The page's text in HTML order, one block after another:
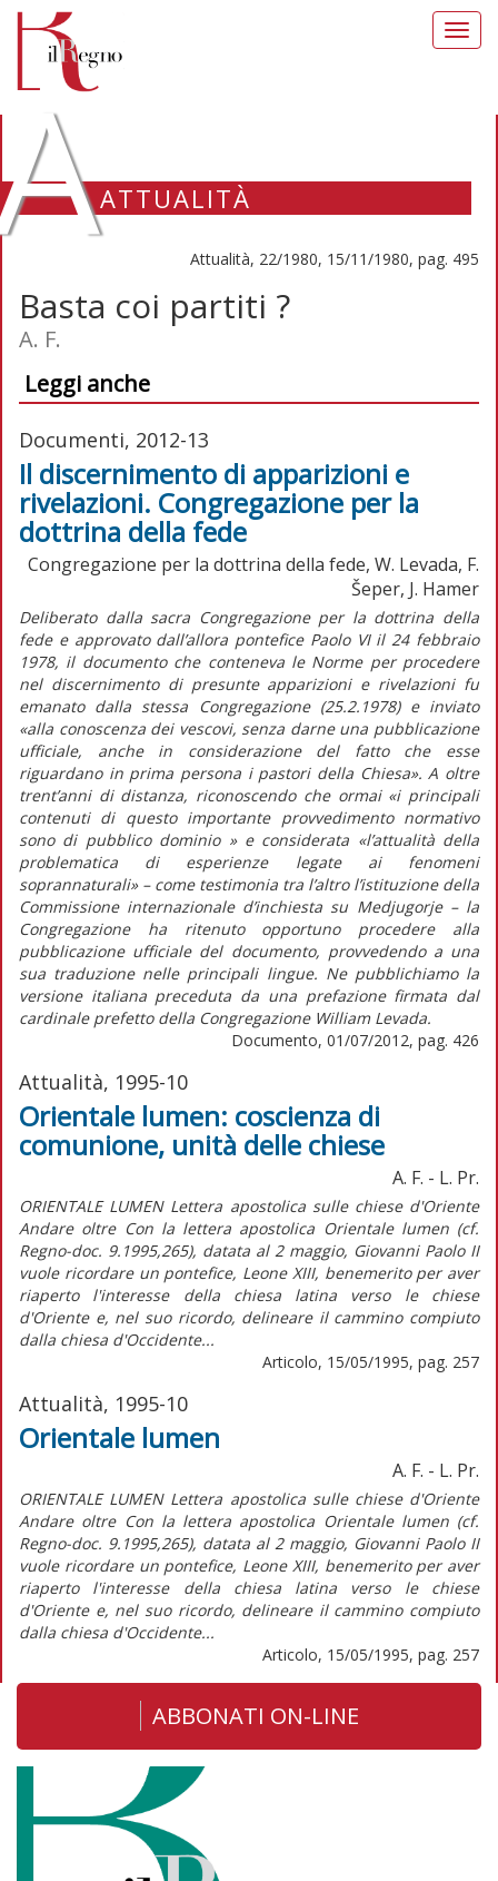
ATTUALITÀ
Attualità, 22/1980, 15/11/1980, pag. 495
Basta coi partiti ?
A. F.
Leggi anche
Documenti, 2012-13
Il discernimento di apparizioni e
rivelazioni. Congregazione per la
dottrina della fede
Congregazione per la dottrina della fede, W. Levada, F.
Šeper, J. Hamer
Deliberato dalla sacra Congregazione per la dottrina della
fede e approvato dall’allora pontefice Paolo VI il 24 febbraio
1978, il documento che conteneva le Norme per procedere
nel discernimento di presunte apparizioni e rivelazioni fu
emanato dalla stessa Congregazione (25.2.1978) e inviato
«alla conoscenza dei vescovi, senza darne una pubblicazione
ufficiale, anche in considerazione del fatto che esse
riguardano in prima persona i pastori della Chiesa». A oltre
trent’anni di distanza, riconoscendo che ormai «i principali
contenuti di questo importante provvedimento normativo
sono di pubblico dominio » e considerata «l’attualità della
problematica di esperienze legate ai fenomeni
soprannaturali» – come testimonia tra l’altro l’istituzione della
Commissione internazionale d’inchiesta su Medjugorje – la
Congregazione ha ritenuto opportuno procedere alla
pubblicazione ufficiale del documento, provvedendo a una
sua traduzione nelle principali lingue. Ne pubblichiamo la
versione italiana preceduta da una prefazione firmata dal
cardinale prefetto della Congregazione William Levada.
Documento, 01/07/2012, pag. 426
Attualità, 1995-10
Orientale lumen: coscienza di
comunione, unità delle chiese
A. F. - L. Pr.
ORIENTALE LUMEN Lettera apostolica sulle chiese d'Oriente
Andare oltre Con la lettera apostolica Orientale lumen (cf.
Regno-doc. 9.1995,265), datata al 2 maggio, Giovanni Paolo II
vuole ricordare un pontefice, Leone XIII, benemerito per aver
riaperto l'interesse della chiesa latina verso le chiese
d'Oriente e, nel suo ricordo, delineare il cammino compiuto
dalla chiesa d'Occidente...
Articolo, 15/05/1995, pag. 257
Attualità, 1995-10
Orientale lumen
A. F. - L. Pr.
ORIENTALE LUMEN Lettera apostolica sulle chiese d'Oriente
Andare oltre Con la lettera apostolica Orientale lumen (cf.
Regno-doc. 9.1995,265), datata al 2 maggio, Giovanni Paolo II
vuole ricordare un pontefice, Leone XIII, benemerito per aver
riaperto l'interesse della chiesa latina verso le chiese
d'Oriente e, nel suo ricordo, delineare il cammino compiuto
dalla chiesa d'Occidente...
Articolo, 15/05/1995, pag. 257
ABBONATI ON-LINE